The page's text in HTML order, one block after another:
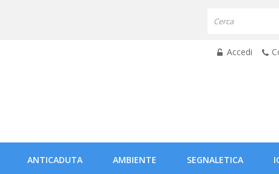
Accedi
ANTICADUTA AMBIENTE SEGNALETICA